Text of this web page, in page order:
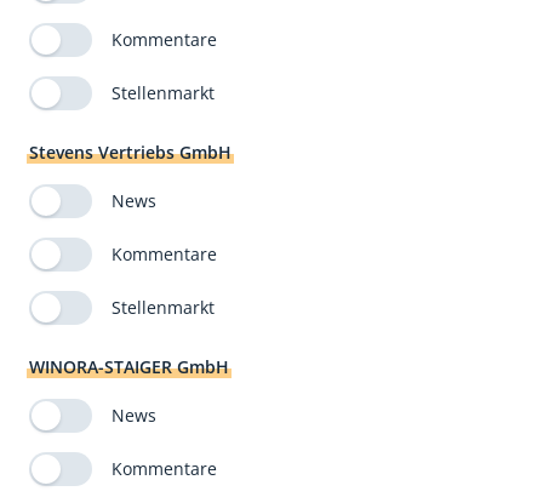
Kommentare
Stellenmarkt
Stevens Vertriebs GmbH
News
Kommentare
Stellenmarkt
WINORA-STAIGER GmbH
News
Kommentare